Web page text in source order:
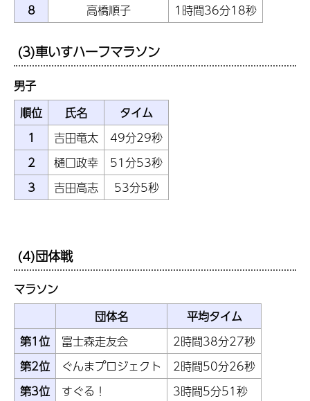
8
高橋順子 1時間36分18秒
(3)車いすハーフマラソン
男子
順位
氏名
タイム
1
吉田竜太
49分29秒
2
樋口政幸
51分53秒
3
吉田高志 53分5秒
(4)団体戦
マラソン
団体名
平均タイム
第1位
富士森走友会
2時間38分27秒
第2位
ぐんまプロジェクト
2時間50分26秒
第3位
すぐる！
3時間5分51秒